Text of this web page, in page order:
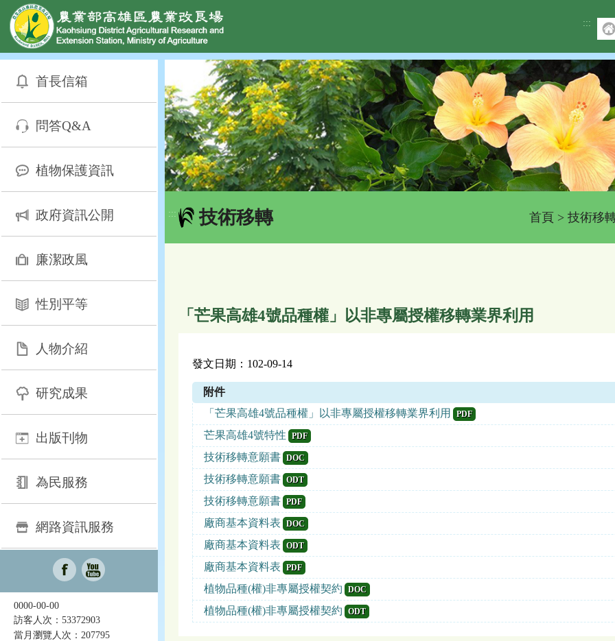
網頁置頂
:::
首長信箱
問答Q&A
植物保護資訊
政府資訊公開
廉潔政風
性別平等
人物介紹
研究成果
出版刊物
為民服務
網路資訊服務
0000-00-00
訪客人次：53372903
當月瀏覽人次：207795
::: 技術移轉 首頁 > 技術移
「芒果高雄4號品種權」以非專屬授權移轉業界利用
發文日期：102-09-14
附件
「芒果高雄4號品種權」以非專屬授權移轉業界利用
PDF
芒果高雄4號特性 PDF
技術移轉意願書 DOC
技術移轉意願書 ODT
技術移轉意願書 PDF
廠商基本資料表 DOC
廠商基本資料表 ODT
廠商基本資料表 PDF
植物品種(權)非專屬授權契約 DOC
植物品種(權)非專屬授權契約 ODT